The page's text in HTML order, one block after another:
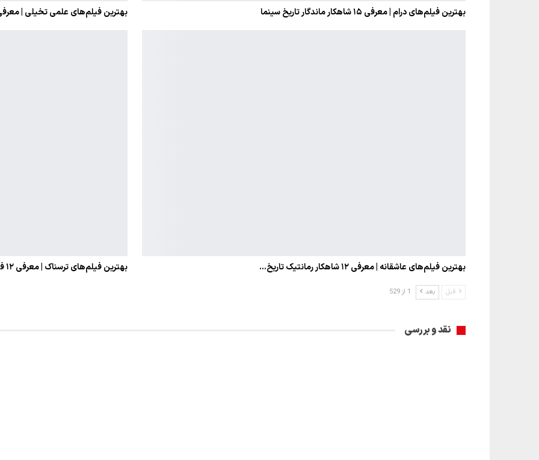
بهترین فیلم‌های درام | معرفی ۱۵ شاهکار ماندگار تاریخ سینما بهترین فیلم‌های علمی تخیلی | معرفی ۲۰ شاهکار
بهترین فیلم‌های عاشقانه | معرفی ۱۲ شاهکار رمانتیک تاریخ… بهترین فیلم‌های ترسناک | معرفی ۱۲ فیلم ترسناک برتر تاریخ،…
قبل بعد 1 از 529
نقد و بررسی